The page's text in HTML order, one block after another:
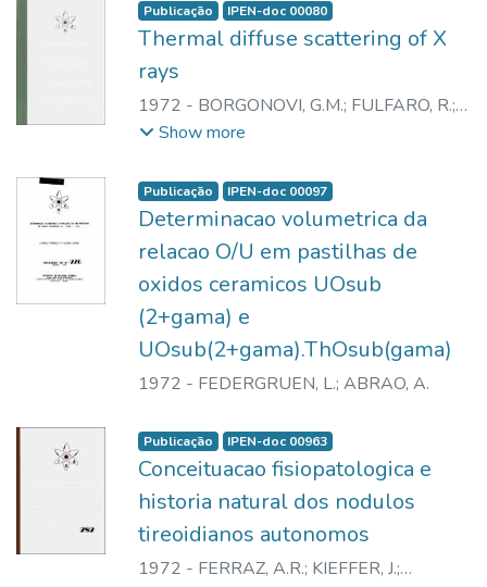
Publicação IPEN-doc 00080
Thermal diffuse scattering of X
rays
1972 - BORGONOVI, G.M.; FULFARO, R.;
IMAKUMA, K.
Show more
Publicação IPEN-doc 00097
Determinacao volumetrica da
relacao O/U em pastilhas de
oxidos ceramicos UOsub
(2+gama) e
UOsub(2+gama).ThOsub(gama)
1972 - FEDERGRUEN, L.; ABRAO, A.
Publicação IPEN-doc 00963
Conceituacao fisiopatologica e
historia natural dos nodulos
tireoidianos autonomos
1972 - FERRAZ, A.R.; KIEFFER, J.;